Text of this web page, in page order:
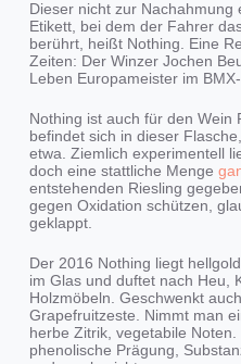
Dieser nicht zur Nachahmung
Etikett, bei dem der Fahrer
berührt, heißt Nothing. Eine
Zeiten: Der Winzer Jochen
Leben Europameister im
Nothing ist auch für den Wein
befindet sich in dieser Flasche,
etwa. Ziemlich experimentell
doch eine stattliche Menge
entstehenden Riesling
gegen Oxidation schützen,
geklappt.
Der 2016 Nothing liegt
im Glas und duftet nach Heu,
Holzmöbeln. Geschwenkt
Grapefruitzeste. Nimmt man
herbe Zitrik, vegetabile
phenolische Prägung,